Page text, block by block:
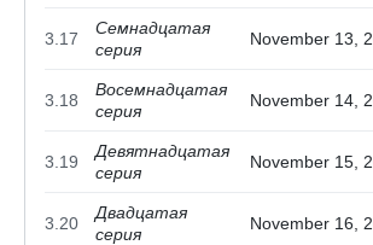
3.17
Семнадцатая
серия
November 13,
3.18
Восемнадцатая
серия
November 14,
3.19
Девятнадцатая
серия
November 15,
3.20
Двадцатая
серия
November 16,